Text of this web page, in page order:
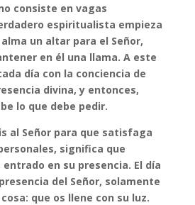
consiste en vagas
espiritualista empieza
un altar para el Señor,
en él una llama. A este
día con la conciencia de
divina, y entonces,
lo que debe pedir.
al Señor para que satisfaga
significa que
en su presencia. El día
del Señor, solamente
que os llene con su luz.